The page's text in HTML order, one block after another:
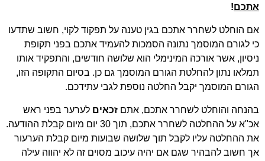
אתכם!
אם הוחלט לשחרר אתכם בגין טענה על תפקוד לקוי, חשוב שתדעו
כי לגורם המוסמך נתונה הסמכות להעמיד אתכם בפני תקופת
ניסיון, אשר אורכה המינימלי הוא שלושה חודשים, והתפקיד אותו
תמלאו נתון להחלטת הגורם המוסמך גם כן. בסיום התקופה הזו,
הגורם המוסמך יקבל החלטה נוספת לגבי עתידכם.
בהנחה והוחלט לשחרר אתכם, אתם זכאים לערער בפני ראש
אכ"א על ההחלטה לשחרר אתכם, תוך 30 יום מיום קבלת ההודעה.
את ההחלטה עליו לקבל תוך שלושה שבועות מיום קבלת הערעור
אך חשוב להבהיר שגם אם יהיה עיכוב מסוים זה לא יהווה עילה